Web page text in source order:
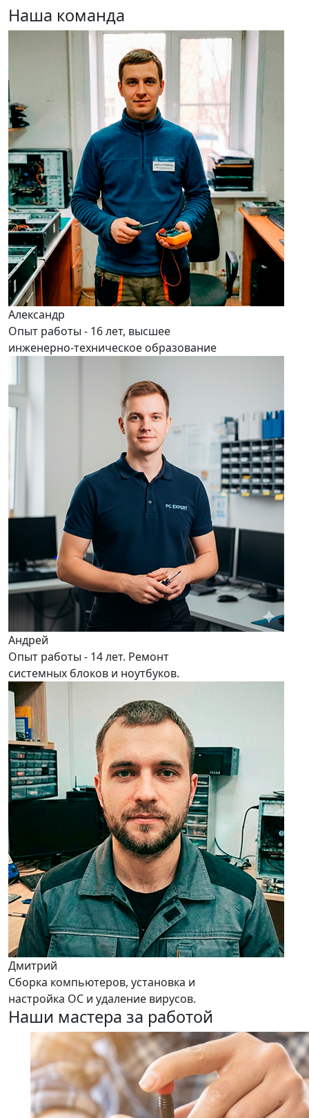
Наша команда
Александр
Опыт работы - 16 лет, высшее
инженерно-техническое образование
Андрей
Опыт работы - 14 лет. Ремонт
системных блоков и ноутбуков.
Дмитрий
Сборка компьютеров, установка и
настройка ОС и удаление вирусов.
Наши мастера за работой